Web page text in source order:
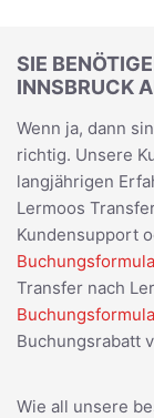
SIE
INNSBRUCK
Wenn ja, dann
richtig. Unsere
langjährigen
Lermoos
Kundensupport
Transfer nach
Buchungsrabatt
Wie all unsere